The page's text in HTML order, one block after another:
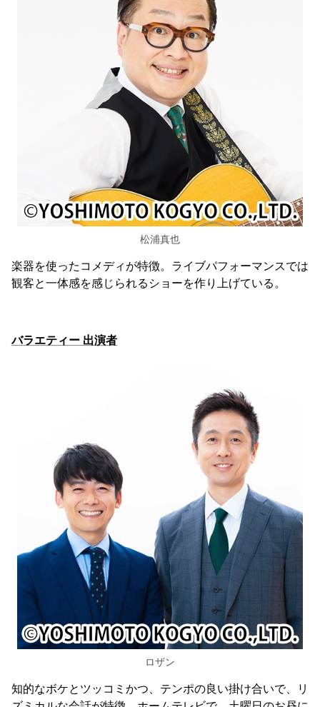
松浦真也
楽器を使ったコメディが特徴。ライブパフォーマンスでは
観客と一体感を感じられるショーを作り上げている。
バラエティー 出演者
ロザン
知的なボケとツッコミかつ、テンポの良い掛け合いで、リ